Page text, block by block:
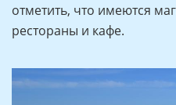
отметить, что имеются
рестораны и кафе.